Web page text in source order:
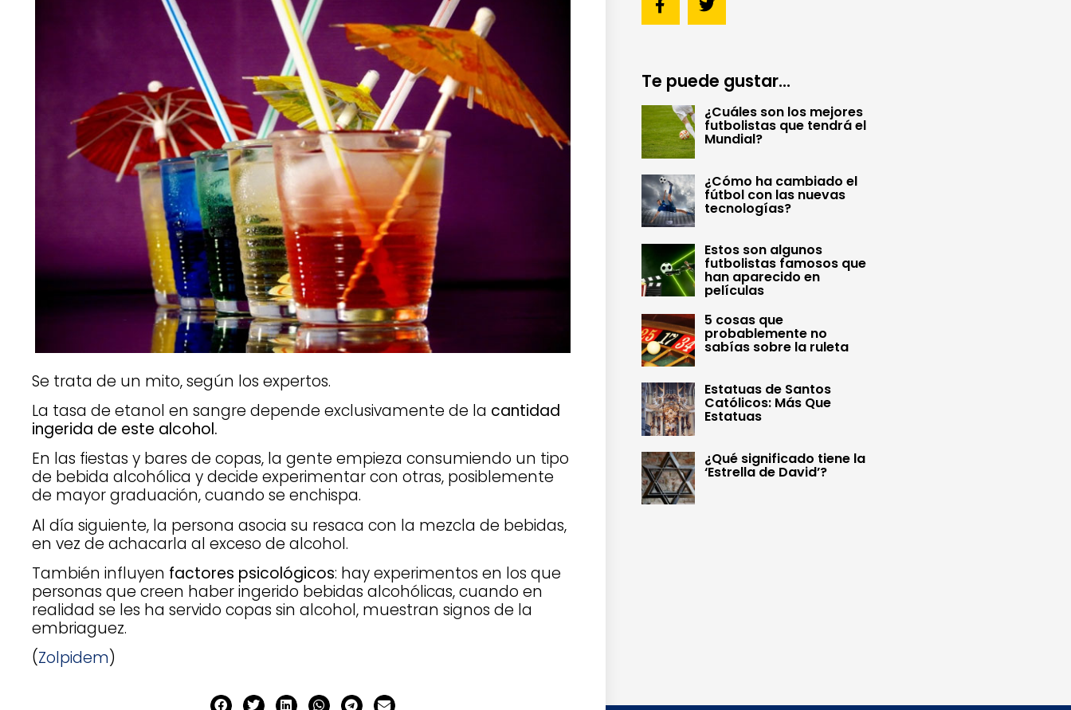
Se trata de un mito, según los expertos.
La tasa de etanol en sangre depende exclusivamente de la cantidad
ingerida de este alcohol.
En las fiestas y bares de copas, la gente empieza consumiendo un tipo
de bebida alcohólica y decide experimentar con otras, posiblemente
de mayor graduación, cuando se enchispa.
Al día siguiente, la persona asocia su resaca con la mezcla de bebidas,
en vez de achacarla al exceso de alcohol.
También influyen factores psicológicos: hay experimentos en los que
personas que creen haber ingerido bebidas alcohólicas, cuando en
realidad se les ha servido copas sin alcohol, muestran signos de la
embriaguez.
(Zolpidem)
Te puede gustar...
¿Cuáles son los mejores
futbolistas que tendrá el
Mundial?
¿Cómo ha cambiado el
fútbol con las nuevas
tecnologías?
Estos son algunos
futbolistas famosos que
han aparecido en
películas
5 cosas que
probablemente no
sabías sobre la ruleta
Estatuas de Santos
Católicos: Más Que
Estatuas
¿Qué significado tiene la
‘Estrella de David’?